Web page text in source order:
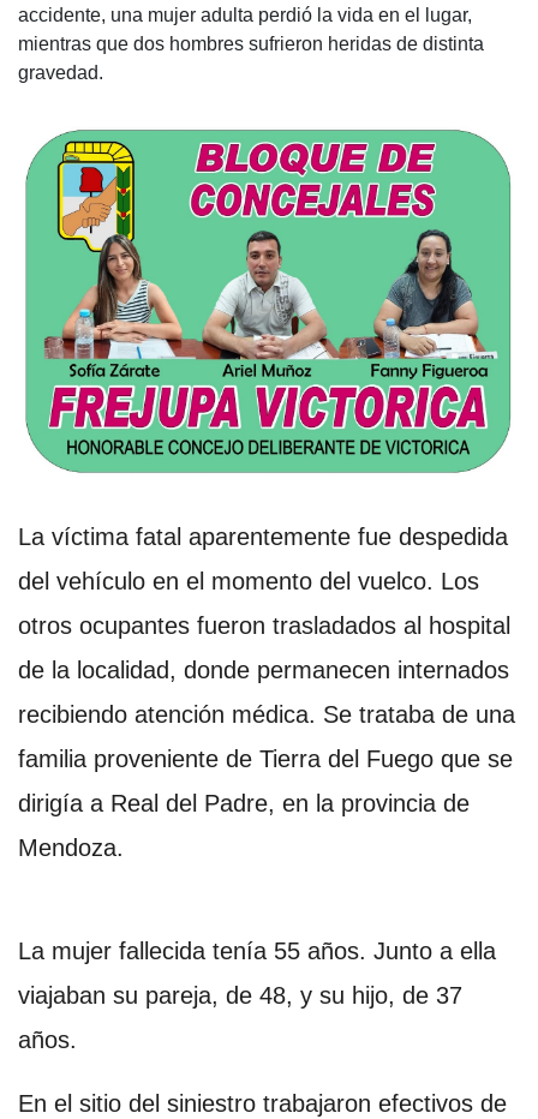
accidente, una mujer adulta perdió la vida en el lugar,
mientras que dos hombres sufrieron heridas de distinta
gravedad.
La víctima fatal aparentemente fue despedida
del vehículo en el momento del vuelco. Los
otros ocupantes fueron trasladados al hospital
de la localidad, donde permanecen internados
recibiendo atención médica. Se trataba de una
familia proveniente de Tierra del Fuego que se
dirigía a Real del Padre, en la provincia de
Mendoza.
La mujer fallecida tenía 55 años. Junto a ella
viajaban su pareja, de 48, y su hijo, de 37
años.
En el sitio del siniestro trabajaron efectivos de